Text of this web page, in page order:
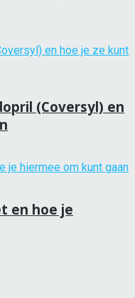
(Coversyl) en
en hoe je